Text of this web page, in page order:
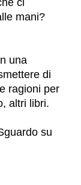
ci
mani?
una
di
ragioni per
altri libri.
su